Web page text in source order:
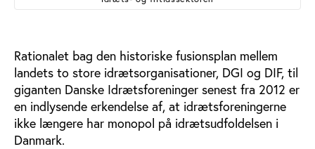
Rationalet bag den historiske fusionsplan mellem
landets to store idrætsorganisationer, DGI og DIF, til
giganten Danske Idrætsforeninger senest fra 2012 er
en indlysende erkendelse af, at idrætsforeningerne
ikke længere har monopol på idrætsudfoldelsen i
Danmark.